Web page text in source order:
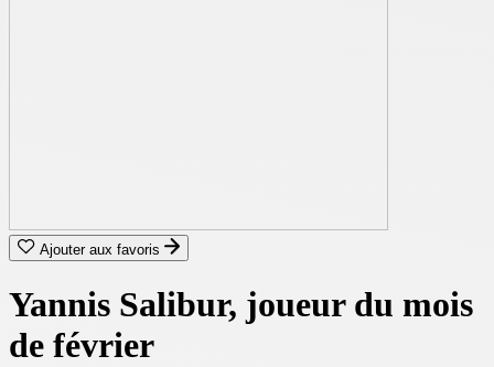
Ajouter aux favoris
Yannis Salibur, joueur du mois
de février